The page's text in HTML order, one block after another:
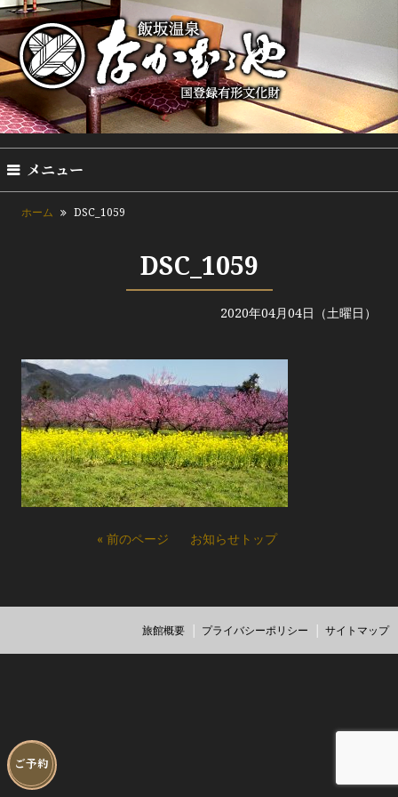
ご予約
メニュー
ホーム DSC_1059
DSC_1059
2020年04月04日（土曜日）
« 前のページ お知らせトップ
旅館概要 プライバシーポリシー サイトマップ